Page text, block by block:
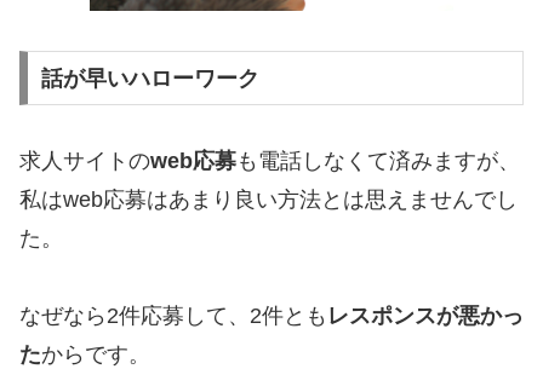
話が早いハローワーク
求人サイトのweb応募も電話しなくて済みますが、
私はweb応募はあまり良い方法とは思えませんでし
た。
なぜなら2件応募して、2件とも レスポンスが悪かっ
たからです。